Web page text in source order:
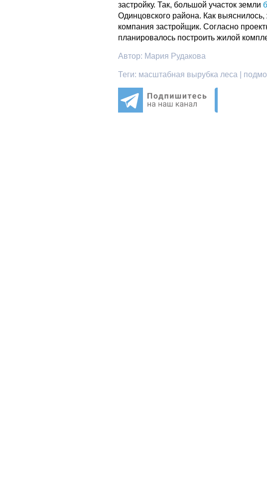
застройку. Так, большой участок земли
Одинцовского района. Как
компания застройщик. Согласно
планировалось построить жилой
Автор: Мария Рудакова
Теги: масштабная вырубка леса |